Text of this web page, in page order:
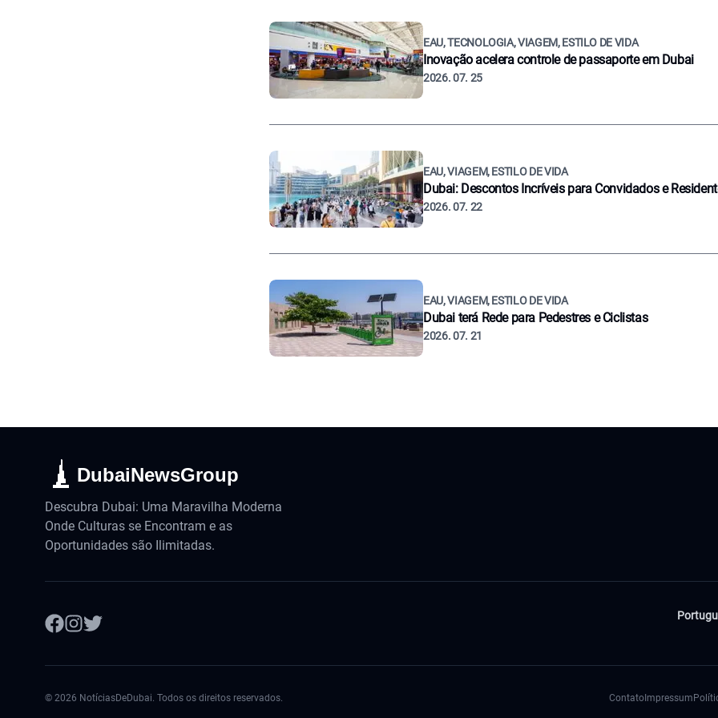
EAU, TECNOLOGIA, VIAGEM, ESTILO DE VIDA
Inovação acelera controle de passaporte em Dubai
2026. 07. 25
EAU, VIAGEM, ESTILO DE VIDA
Dubai: Descontos Incríveis para Convidados e
2026. 07. 22
EAU, VIAGEM, ESTILO DE VIDA
Dubai terá Rede para Pedestres e Ciclistas
2026. 07. 21
DubaiNewsGroup
Descubra Dubai: Uma Maravilha Moderna
Onde Culturas se Encontram e as
Oportunidades são Ilimitadas.
© 2026 NotíciasDeDubai. Todos os direitos reservados. Contato Impressum